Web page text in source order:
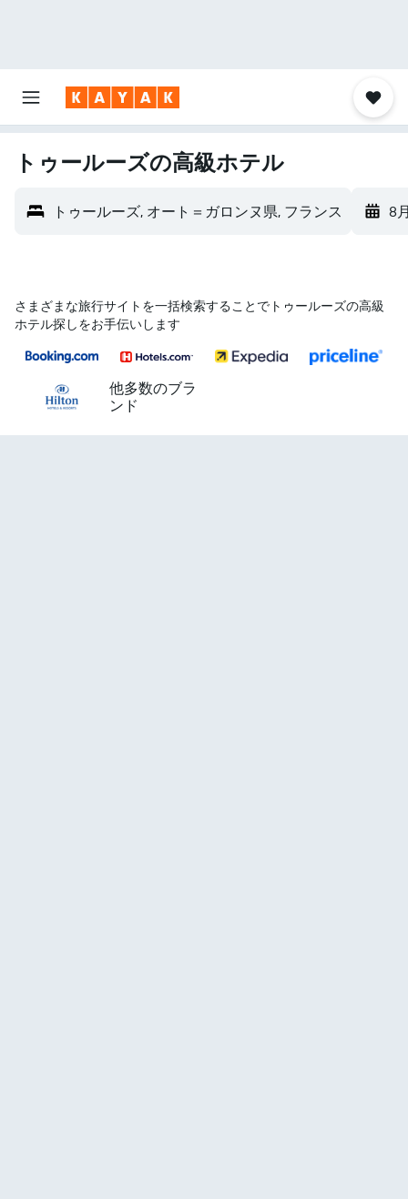
トゥールーズの高級ホテル
トゥールーズ, オート＝ガロンヌ県, フランス 8
さまざまな旅行サイトを一括検索することでトゥールーズの高級
ホテル探しをお手伝いします
他多数のブラ
ンド